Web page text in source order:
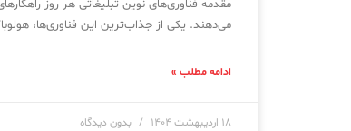
مقدمه فناوری‌های نوین تبلیغاتی هر روز
می‌دهند. یکی از جذاب‌ترین این فناوری‌ها،
ادامه مطلب »
۱۸ اردیبهشت ۱۴۰۴ بدون دیدگاه